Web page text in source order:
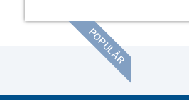
POPULÄR